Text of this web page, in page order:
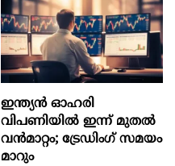
ഇന്ത്യൻ ഓഹരി
വിപണിയിൽ ഇന്ന് മുതൽ
വൻമാറ്റം; ട്രേഡിംഗ് സമയം
മാറും